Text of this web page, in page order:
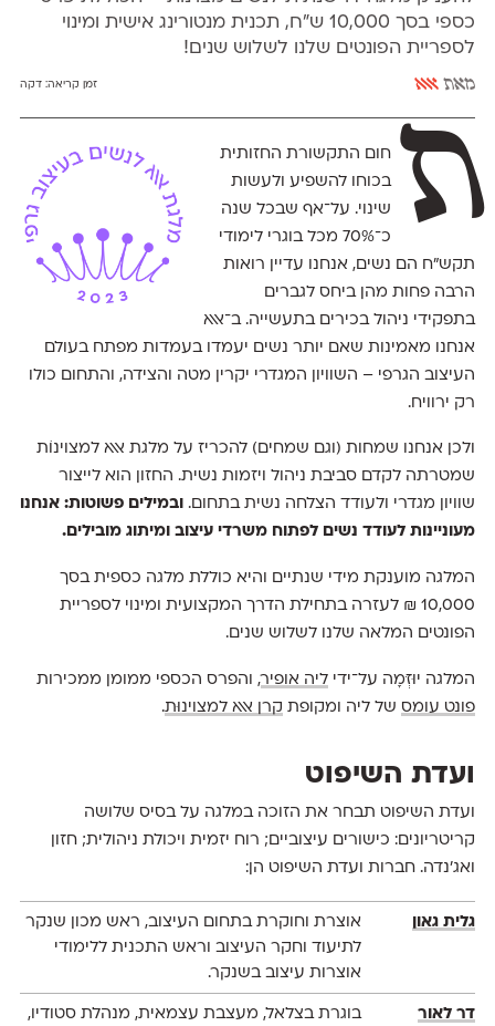
כספי בסך 10,000 ש״ח, תכנית מנטורינג אישית ומינוי
לספריית הפונטים שלנו לשלוש שנים!
מאת אאא זמן קריאה:דקה
ת
חום התקשורת החזותית
בכוחו להשפיע ולעשות
שינוי. על־אף שבכל שנה
כ־70% מכל בוגרי לימודי
תקש״ח הם נשים, אנחנו עדיין רואות
הרבה פחות מהן ביחס לגברים
בתפקידי ניהול בכירים בתעשייה. ב־אאא
אנחנו מאמינות שאם יותר נשים יעמדו בעמדות מפתח בעולם
העיצוב הגרפי – השוויון המגדרי יקרין מטה והצידה, והתחום כולו
רק ירוויח.
ולכן אנחנו שמחות (וגם שמחים) להכריז על מלגת אאא למצוינוֹת
שמטרתה לקדם סביבת ניהול ויזמות נשית. החזון הוא לייצור
שוויון מגדרי ולעודד הצלחה נשית בתחום. ובמילים פשוטות: אנחנו
מעוניינות לעודד נשים לפתוח משרדי עיצוב ומיתוג מובילים.
המלגה מוענקת מידי שנתיים והיא כוללת מלגה כספית בסך
10,000 ₪ לעזרה בתחילת הדרך המקצועית ומינוי לספריית
הפונטים המלאה שלנו לשלוש שנים.
המלגה יוּזְּמָה על־ידי ליה אופיר, והפרס הכספי ממומן ממכירות
פונט עומס של ליה ומקופת קרן אאא למצוינוּת.
ועדת השיפוט
ועדת השיפוט תבחר את הזוכה במלגה על בסיס שלושה
קריטריונים: כישורים עיצוביים; רוח יזמית ויכולת ניהולית; חזון
ואג׳נדה. חברות ועדת השיפוט הן:
גלית גאון
אוצרת וחוקרת בתחום העיצוב, ראש מכון שנקר
לתיעוד וחקר העיצוב וראש התכנית ללימודי
אוצרות עיצוב בשנקר.
דר לאור
בוגרת בצלאל, מעצבת עצמאית, מנהלת סטודיו,